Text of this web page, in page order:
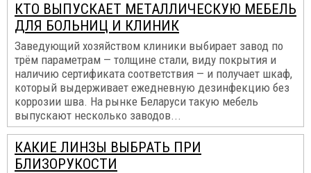
КТО ВЫПУСКАЕТ МЕТАЛЛИЧЕСКУЮ МЕБЕЛЬ
ДЛЯ БОЛЬНИЦ И КЛИНИК
Заведующий хозяйством клиники выбирает завод по
трём параметрам — толщине стали, виду покрытия и
наличию сертификата соответствия — и получает шкаф,
который выдерживает ежедневную дезинфекцию без
коррозии шва. На рынке Беларуси такую мебель
выпускают несколько заводов...
КАКИЕ ЛИНЗЫ ВЫБРАТЬ ПРИ
БЛИЗОРУКОСТИ